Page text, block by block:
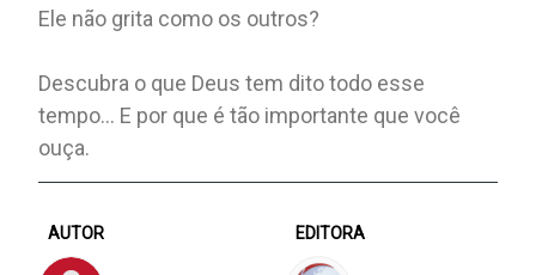
Ele não grita como os outros?
Descubra o que Deus tem dito todo esse
tempo... E por que é tão importante que você
ouça.
AUTOR EDITORA